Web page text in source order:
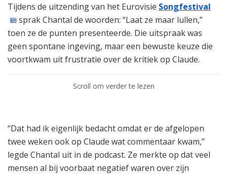
Tijdens de uitzending van het Eurovisie Songfestival
sprak Chantal de woorden: “Laat ze maar lullen,”
toen ze de punten presenteerde. Die uitspraak was
geen spontane ingeving, maar een bewuste keuze die
voortkwam uit frustratie over de kritiek op Claude.
Scroll om verder te lezen
“Dat had ik eigenlijk bedacht omdat er de afgelopen
twee weken ook op Claude wat commentaar kwam,”
legde Chantal uit in de podcast. Ze merkte op dat veel
mensen al bij voorbaat negatief waren over zijn